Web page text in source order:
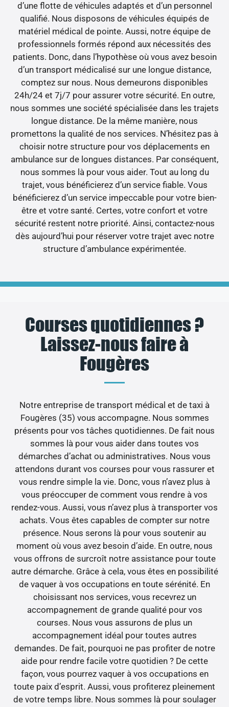
d’une flotte de véhicules adaptés et d’un personnel
qualifié. Nous disposons de véhicules équipés de
matériel médical de pointe. Aussi, notre équipe de
professionnels formés répond aux nécessités des
patients. Donc, dans l’hypothèse où vous avez besoin
d’un transport médicalisé sur une longue distance,
comptez sur nous. Nous demeurons disponibles
24h/24 et 7j/7 pour assurer votre sécurité. En outre,
nous sommes une société spécialisée dans les trajets
longue distance. De la même manière, nous
promettons la qualité de nos services. N’hésitez pas à
choisir notre structure pour vos déplacements en
ambulance sur de longues distances. Par conséquent,
nous sommes là pour vous aider. Tout au long du
trajet, vous bénéficierez d’un service fiable. Vous
bénéficierez d’un service impeccable pour votre bien-
être et votre santé. Certes, votre confort et votre
sécurité restent notre priorité. Ainsi, contactez-nous
dès aujourd’hui pour réserver votre trajet avec notre
structure d’ambulance expérimentée.
Courses quotidiennes ?
Laissez-nous faire à
Fougères
Notre entreprise de transport médical et de taxi à
Fougères (35) vous accompagne. Nous sommes
présents pour vos tâches quotidiennes. De fait nous
sommes là pour vous aider dans toutes vos
démarches d’achat ou administratives. Nous vous
attendons durant vos courses pour vous rassurer et
vous rendre simple la vie. Donc, vous n’avez plus à
vous préoccuper de comment vous rendre à vos
rendez-vous. Aussi, vous n’avez plus à transporter vos
achats. Vous êtes capables de compter sur notre
présence. Nous serons là pour vous soutenir au
moment où vous avez besoin d’aide. En outre, nous
vous offrons de surcroît notre assistance pour toute
autre démarche. Grâce à cela, vous êtes en possibilité
de vaquer à vos occupations en toute sérénité. En
choisissant nos services, vous recevrez un
accompagnement de grande qualité pour vos
courses. Nous vous assurons de plus un
accompagnement idéal pour toutes autres
demandes. De fait, pourquoi ne pas profiter de notre
aide pour rendre facile votre quotidien ? De cette
façon, vous pourrez vaquer à vos occupations en
toute paix d’esprit. Aussi, vous profiterez pleinement
de votre temps libre. Nous sommes là pour soulager